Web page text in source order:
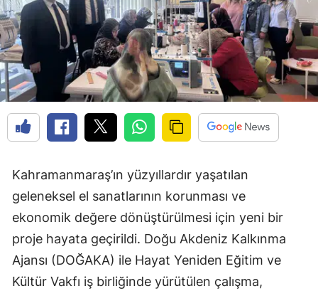
Kahramanmaraş’ın yüzyıllardır yaşatılan
geleneksel el sanatlarının korunması ve
ekonomik değere dönüştürülmesi için yeni bir
proje hayata geçirildi. Doğu Akdeniz Kalkınma
Ajansı (DOĞAKA) ile Hayat Yeniden Eğitim ve
Kültür Vakfı iş birliğinde yürütülen çalışma,